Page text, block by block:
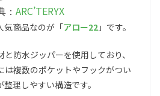
： ARC’TERYX
気商品なのが「アロー22 」です。
防水ジッパーを使用しており、
は複数のポケットやフックがつい
理しやすい構造です。